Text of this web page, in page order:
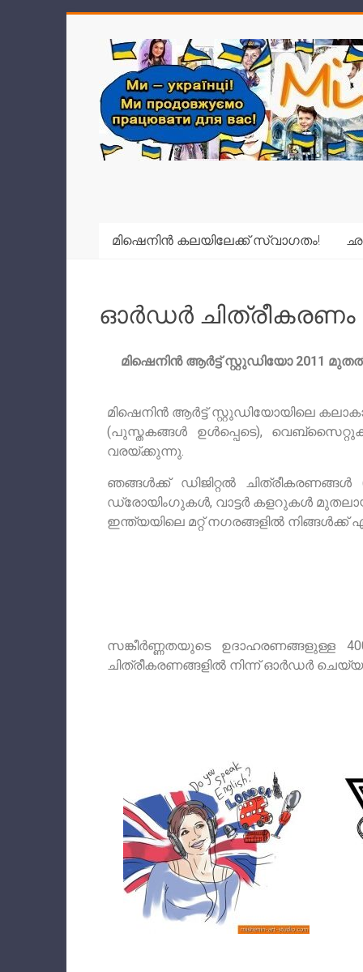
മിഷെനിൻ കലയിലേക്ക് സ്വാഗതം!
ഓർഡർ ചിത്രീകരണം
മിഷെനിൻ ആർട്ട് സ്റ്റുഡിയോ 2011
മിഷെനിൻ ആർട്ട് സ്റ്റുഡിയോയിലെ
(പുസ്തകങ്ങൾ ഉൾപ്പെടെ),
വരയ്ക്കുന്നു.
ഞങ്ങൾക്ക് ഡിജിറ്റൽ ചിത്രീകരണങ്ങൾ
ഡ്രോയിംഗുകൾ, വാട്ടർ കളറുകൾ
ഇന്ത്യയിലെ മറ്റ് നഗരങ്ങളിൽ നിങ്ങൾക്ക്
സങ്കീർണ്ണതയുടെ ഉദാഹരണങ്ങളുള്ള
ചിത്രീകരണങ്ങളിൽ നിന്ന് ഓർഡർ